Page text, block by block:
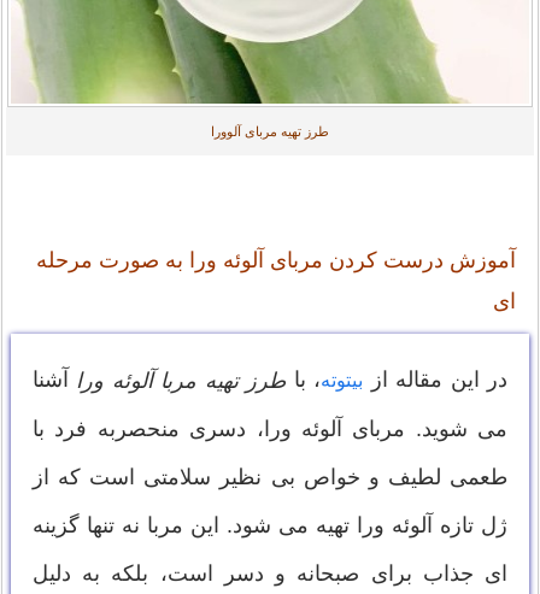
طرز تهیه مربای آلوورا
آموزش درست کردن مربای آلوئه ورا به صورت مرحله
ای
در این مقاله از بیتوته، با طرز تهیه مربا آلوئه ورا آشنا
می شوید. مربای آلوئه ورا، دسری منحصربه فرد با
طعمی لطیف و خواص بی نظیر سلامتی است که از
ژل تازه آلوئه ورا تهیه می شود. این مربا نه تنها گزینه
ای جذاب برای صبحانه و دسر است، بلکه به دلیل